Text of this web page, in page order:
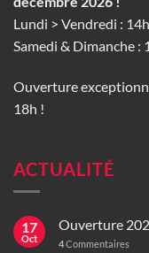
Lundi > Vendredi :
Samedi & Dimanche :
Ouverture
18h !
ACTUALITÉ
17
Oct
Ouverture
4Commentaires